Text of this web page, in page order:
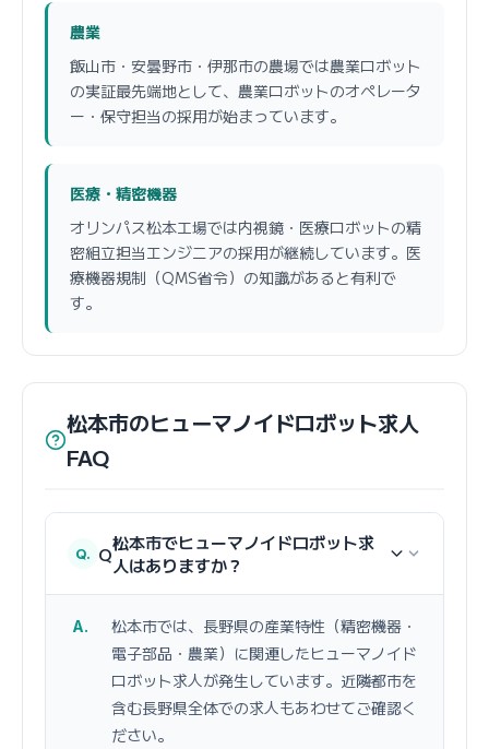
農業
飯山市・安曇野市・伊那市の農場では農業ロボット
の実証最先端地として、農業ロボットのオペレータ
ー・保守担当の採用が始まっています。
医療・精密機器
オリンパス松本工場では内視鏡・医療ロボットの精
密組立担当エンジニアの採用が継続しています。医
療機器規制（QMS省令）の知識があると有利で
す。
松本市のヒューマノイドロボット求人
FAQ
Q松本市でヒューマノイドロボット求
人はありますか？
松本市では、長野県の産業特性（精密機器・
電子部品・農業）に関連したヒューマノイド
ロボット求人が発生しています。近隣都市を
含む長野県全体での求人もあわせてご確認く
ださい。